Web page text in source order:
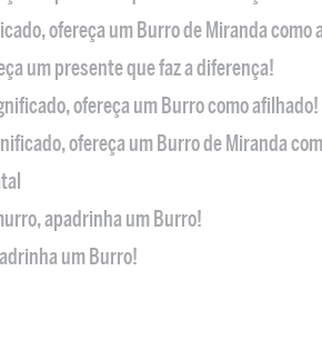
ofereça um Burro de Miranda como
um presente que faz a diferença!
ofereça um Burro como afilhado!
ofereça um Burro de Miranda
apadrinha um Burro!
um Burro!